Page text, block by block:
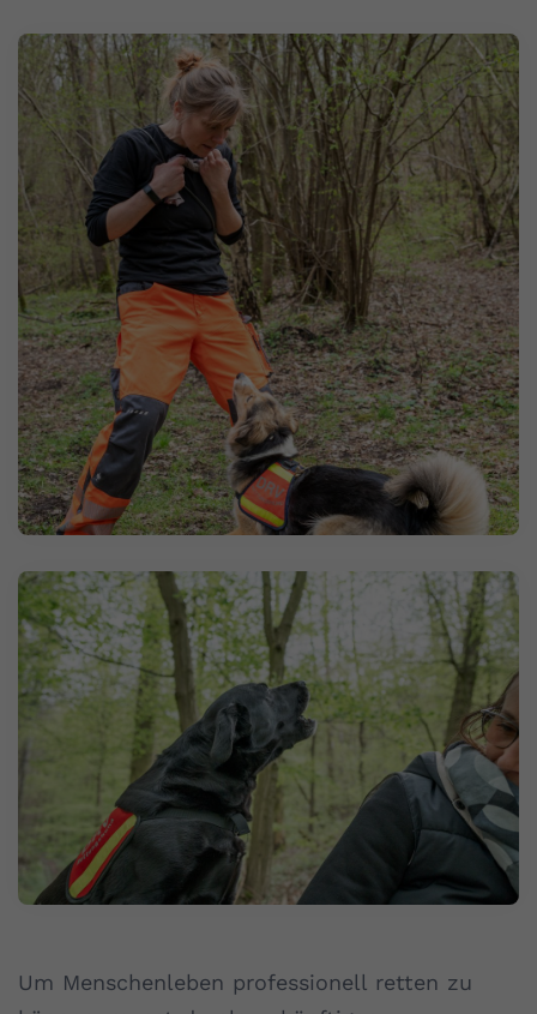
Um Menschenleben professionell retten zu